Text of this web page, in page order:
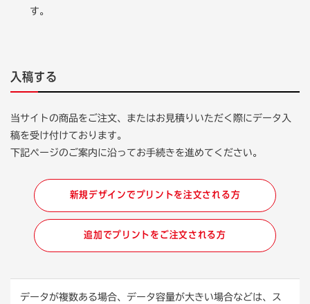
す。
入稿する
当サイトの商品をご注文、またはお見積りいただく際にデータ入
稿を受け付けております。
下記ページのご案内に沿ってお手続きを進めてください。
新規デザインでプリントを注文される方
追加でプリントをご注文される方
データが複数ある場合、データ容量が大きい場合などは、ス